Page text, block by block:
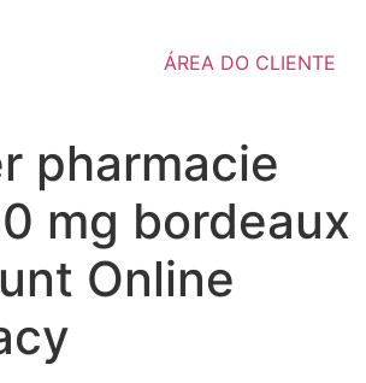
ÁREA DO CLIENTE
pharmacie
mg bordeaux
Online